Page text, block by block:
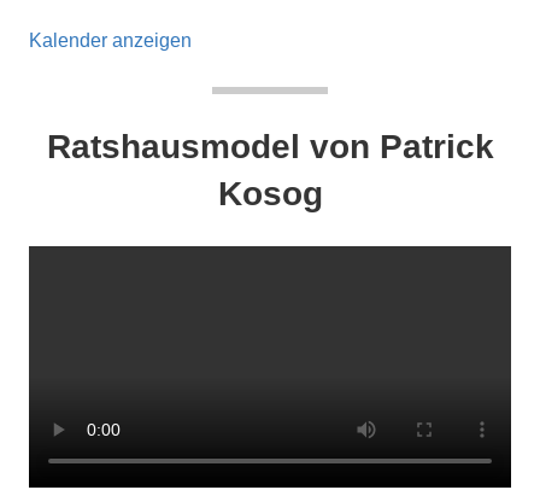
Kalender anzeigen
Ratshausmodel von Patrick
Kosog